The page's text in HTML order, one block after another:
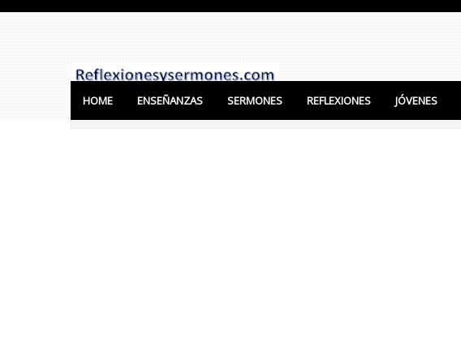
HOME ENSEÑANZAS SERMONES REFLEXIONES JÓVENES